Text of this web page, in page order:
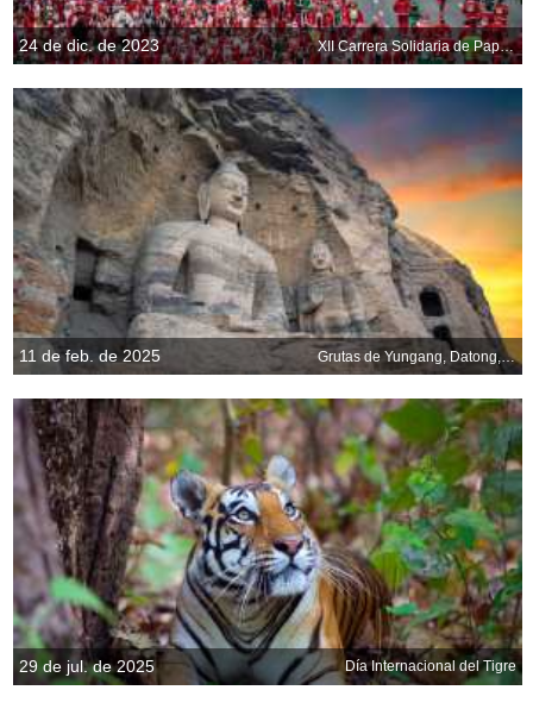
24 de dic. de 2023 XII Carrera Solidaria de Papá Noel en Madrid, España
11 de feb. de 2025 Grutas de Yungang, Datong, China
29 de jul. de 2025 Día Internacional del Tigre